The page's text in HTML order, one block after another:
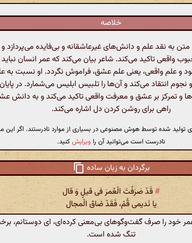
خلاصه
به نقد علم و دانش‌های غیرعاشقانه و بی‌فایده می‌پردازد
واقعی تاکید می‌کند. شاعر بیان می‌کند که عمر انسان
و علم واقعی، یعنی علم عشق، فراموش نگردد. او نسبت به
نجوم انتقاد می‌کند و آن‌ها را تلبیس ابلیس می‌شمارد. در
و تمرکز بر عشق و معرفت واقعی تاکید می‌کند و به دانش
راهی برای روشن کردن دل اشاره می‌کند.
تولید شده توسط هوش مصنوعی در بسیاری از موارد نادرستند. اگر این
نادرست است می‌توانید آن را ویرایشکنید.
برگردان به زبان ساده
# قَدْ صَرَفْتَ الْعُمرَ فی قیلٍ وَ قال
یا نَدیمی قُمْ، فَقَدْ ضاقَ الْمجال
خود را صرف گفت‌وگوهای بی‌معنی کرده‌ای، ای دوستانم،
تنگ شده است.